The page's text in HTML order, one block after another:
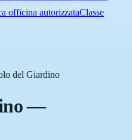
officina autorizzataClasse
del Giardino
—